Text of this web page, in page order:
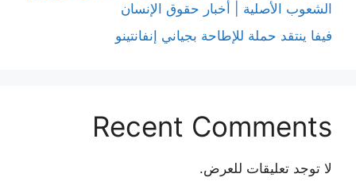
الشعوب الأصلية | أخبار حقوق الإنسان
فيفا ينتقد حملة للإطاحة بجياني إنفانتينو
Recent Comments
لا توجد تعليقات للعرض.